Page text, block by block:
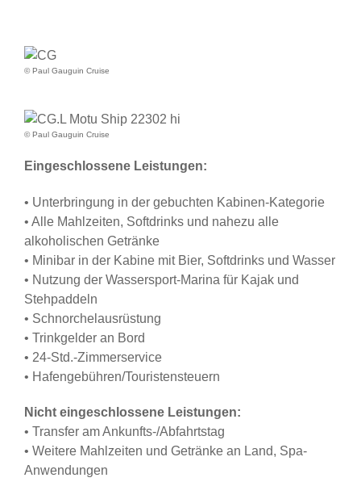
© Paul Gauguin Cruise
© Paul Gauguin Cruise
Eingeschlossene Leistungen:
• Unterbringung in der gebuchten Kabinen-Kategorie
• Alle Mahlzeiten, Softdrinks und nahezu alle
alkoholischen Getränke
• Minibar in der Kabine mit Bier, Softdrinks und Wasser
• Nutzung der Wassersport-Marina für Kajak und
Stehpaddeln
• Schnorchelausrüstung
• Trinkgelder an Bord
• 24-Std.-Zimmerservice
• Hafengebühren/Touristensteuern
Nicht eingeschlossene Leistungen:
• Transfer am Ankunfts-/Abfahrtstag
• Weitere Mahlzeiten und Getränke an Land, Spa-
Anwendungen